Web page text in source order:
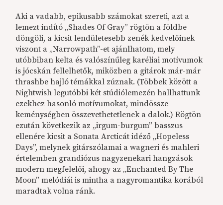
Aki a vadabb, epikusabb számokat szereti, azt a
lemezt indító „Shades Of Gray” rögtön a földbe
döngöli, a kicsit lendületesebb zenék kedvelőinek
viszont a „Narrowpath”-et ajánlhatom, mely
utóbbiban kelta és valószínűleg karéliai motívumok
is jócskán fellelhetők, miközben a gitárok már-már
thrashbe hajló témákkal zúznak. (Többek között a
Nightwish legutóbbi két stúdiólemezén hallhattunk
ezekhez hasonló motívumokat, mindössze
keménységben összevethetetlenek a dalok.) Rögtön
ezután következik az „irgum-burgum” basszus
ellenére kicsit a Sonata Arcticát idéző „Hopeless
Days”, melynek gitárszólamai a wagneri és mahleri
értelemben grandiózus nagyzenekari hangzások
modern megfelelői, ahogy az „Enchanted By The
Moon” melódiái is mintha a nagyromantika korából
maradtak volna ránk.